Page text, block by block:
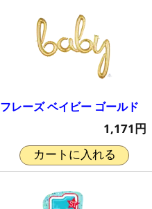
フレーズ ベイビー ゴールド
1,171円
カートに入れる